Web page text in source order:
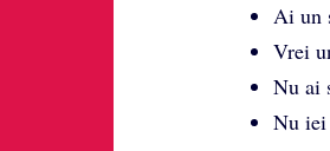
Ai un
Vrei
Nu ai
Nu iei